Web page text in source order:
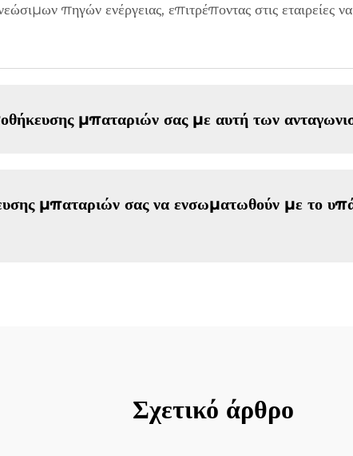
πηγών ενέργειας, επιτρέποντας στις εταιρείες
μπαταριών σας με αυτή των
μπαταριών σας να ενσωματωθούν με το
Σχετικό άρθρο